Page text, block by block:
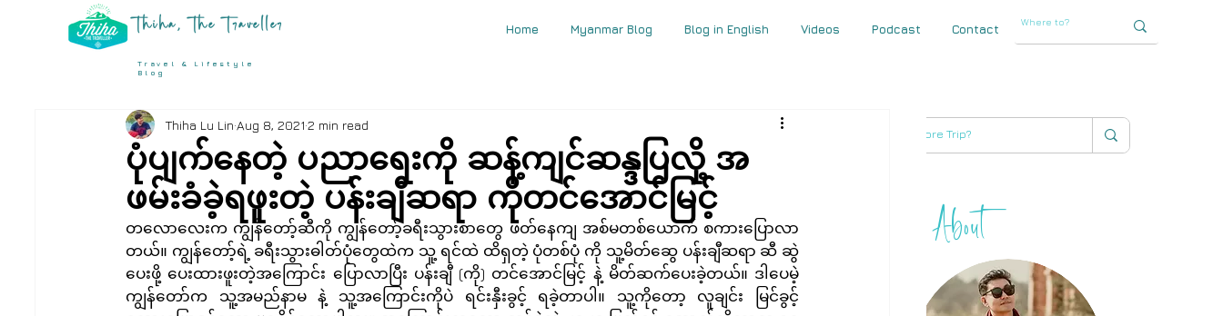
Thiha, The Traveller
Travel & Lifestyle
Blog
Home Myanmar Blog Blog in English Videos Podcast Contact
About
ပုံပျက်နေတဲ့ ပညာရေးကို ဆန့်ကျင်ဆန္ဒပြလို့ အ
ဖမ်းခံခဲ့ရဖူးတဲ့ ပန်းချီဆရာ ကိုတင်အောင်မြင့်
Thiha Lu Lin Aug 8, 2021 2 min read
တလောလေးက ကျွန်တော့်ဆီကို ကျွန်တော့်ခရီးသွားစာတွေ ဖတ်နေကျ အစ်မတစ်ယောက် စကားပြောလာ
တယ်။ ကျွန်တော့်ရဲ့ ခရီးသွားဓါတ်ပုံတွေထဲက သူ့ ရင်ထဲ ထိရှတဲ့ ပုံတစ်ပုံ ကို သူ့မိတ်ဆွေ ပန်းချီဆရာ ဆီ ဆွဲ
ပေးဖို့ ပေးထားဖူးတဲ့အကြောင်း ပြောလာပြီး ပန်းချီ (ကို) တင်အောင်မြင့် နဲ့ မိတ်ဆက်ပေးခဲ့တယ်။ ဒါပေမဲ့
ကျွန်တော်က သူ့အမည်နာမ နဲ့ သူ့အကြောင်းကိုပဲ ရင်းနှီးခွင့် ရခဲ့တာပါ။ သူ့ကိုတော့ လူချင်း မြင်ခွင့်